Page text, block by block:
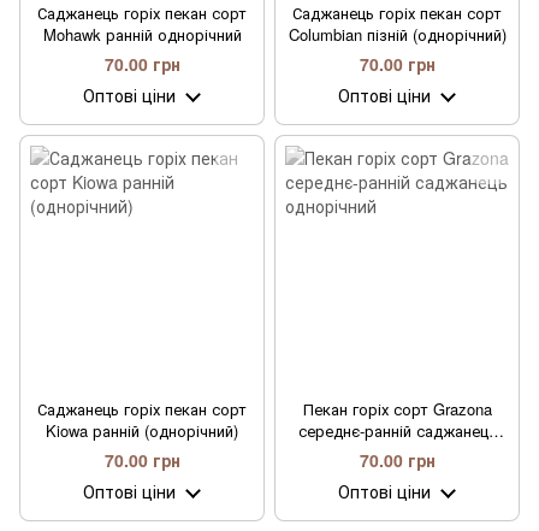
Саджанець горіх пекан сорт
Mohawk ранній однорічний
70.00 грн
Оптові ціни
Саджанець горіх пекан сорт
Columbian пізній (однорічний)
70.00 грн
Оптові ціни
Саджанець горіх пекан сорт
Kiowa ранній (однорічний)
70.00 грн
Оптові ціни
Пекан горіх сорт Grazona
середнє-ранній саджанець
однорічний
70.00 грн
Оптові ціни